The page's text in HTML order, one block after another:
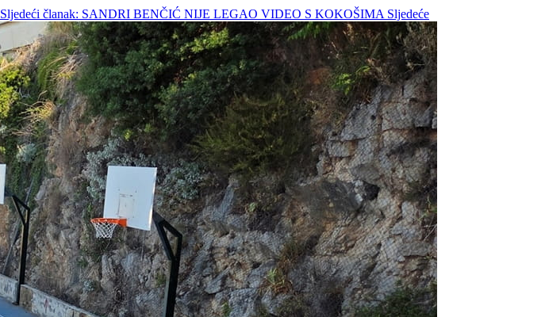
Sljedeći članak: SANDRI BENČIĆ NIJE LEGAO VIDEO S KOKOŠIMA Sljedeće